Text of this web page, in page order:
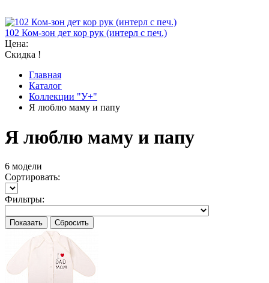
102 Ком-зон дет кор рук (интерл с печ.)
Цена:
Скидка !
Главная
Каталог
Коллекции "У+"
Я люблю маму и папу
Я люблю маму и папу
6 модели
Сортировать:
Фильтры: